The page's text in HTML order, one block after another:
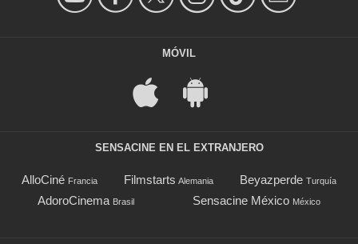
MÓVIL
SENSACINE EN EL EXTRANJERO
AlloCiné Francia Filmstarts Alemania Beyazperde Turquía
AdoroCinema Brasil Sensacine México México